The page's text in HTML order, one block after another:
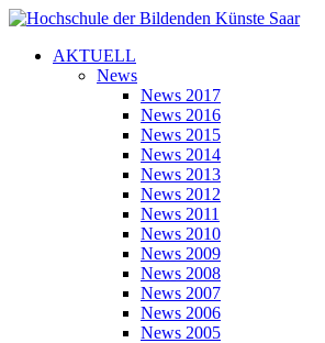
AKTUELL
News
News 2017
News 2016
News 2015
News 2014
News 2013
News 2012
News 2011
News 2010
News 2009
News 2008
News 2007
News 2006
News 2005